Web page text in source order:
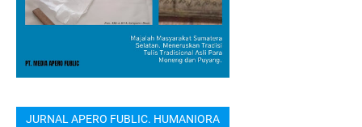
JURNAL APERO FUBLIC. HUMANIORA